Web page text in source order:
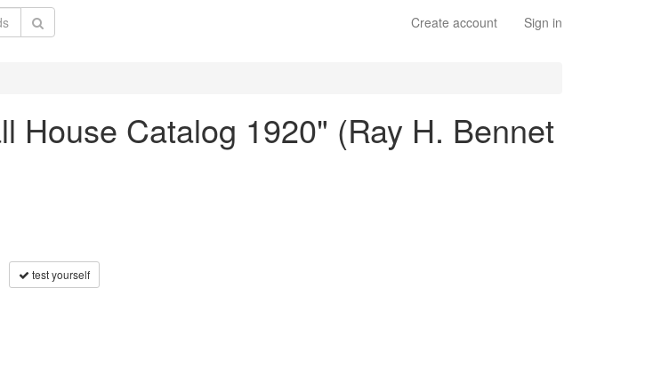
Create account Sign in
House Catalog 1920" (Ray H. Bennet
test yourself